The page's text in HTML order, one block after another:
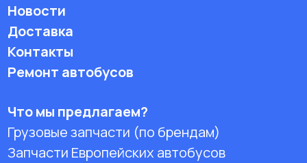
Новости
Доставка
Контакты
Ремонт автобусов
Что мы предлагаем?
Грузовые запчасти (по брендам)
Запчасти Европейских автобусов